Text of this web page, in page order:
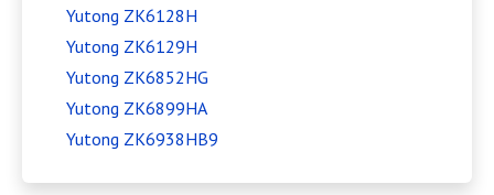
Yutong ZK6128H
Yutong ZK6129H
Yutong ZK6852HG
Yutong ZK6899HA
Yutong ZK6938HB9